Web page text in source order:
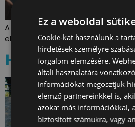
A pesti alsó rakpart hosszútávú
előkészítése a taktikai urbanizmus
Hupli bútor
Ez a weboldal
Cookie-kat használunk a
hirdetések személyre
forgalom elemzésére.
általi használatára vonatkozó
információkat megosztjuk
elemző partnereinkkel is,
azokat más információkkal,
biztosított számukra, vagy